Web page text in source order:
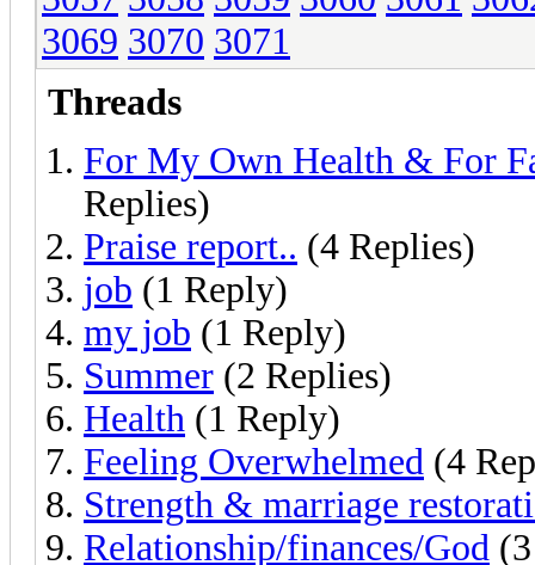
3069 3070 3071
Threads
For My Own Health & For
Replies)
Praise report.. (4 Replies)
job (1 Reply)
my job (1 Reply)
Summer (2 Replies)
Health (1 Reply)
Feeling Overwhelmed (4
Strength & marriage
Relationship/finances/God